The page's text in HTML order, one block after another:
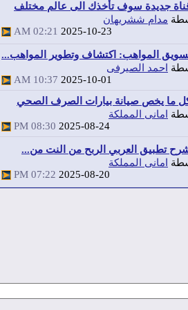
جديدة سوف تأخذك الى عالم مختلف
مدام ششريهان
2025-10-23
02:21 AM
المواهب: اكتشاف وتطوير المواهب...
احمد الصيرفى
2025-10-01
10:37 AM
ما يخص صيانة بيارات الصرف الصحي
امانى المملكة
2025-08-24
08:30 PM
تطبيق العربي الربح من النت من...
امانى المملكة
2025-08-20
07:22 PM